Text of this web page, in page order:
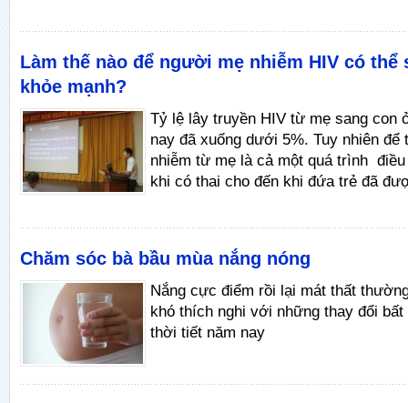
Làm thế nào để người mẹ nhiễm HIV có thể
khỏe mạnh?
Tỷ lệ lây truyền HIV từ mẹ sang con
nay đã xuống dưới 5%. Tuy nhiên để
nhiễm từ mẹ là cả một quá trình
khi có thai cho đến khi đứa trẻ đã
Chăm sóc bà bầu mùa nắng nóng
Nắng cực điểm rồi lại mát thất
khó thích nghi với những thay đổi
thời tiết năm nay